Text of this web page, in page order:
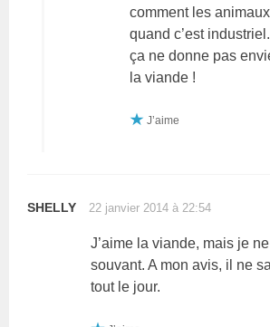
comment les
quand c’est
ça ne donne pas
la viande !
J’aime
SHELLY 22 janvier 2014 à 22:54
J’aime la viande, mais je
souvant. A mon avis, il ne
tout le jour.